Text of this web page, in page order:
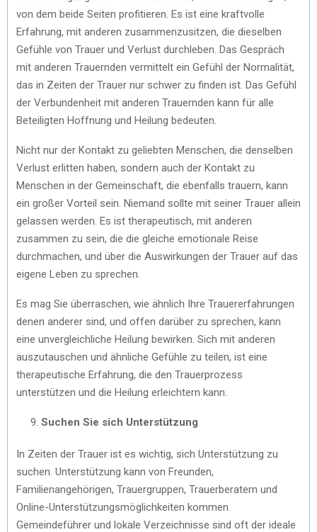
von dem beide Seiten profitieren. Es ist eine kraftvolle
Erfahrung, mit anderen zusammenzusitzen, die dieselben
Gefühle von Trauer und Verlust durchleben. Das Gespräch
mit anderen Trauernden vermittelt ein Gefühl der Normalität,
das in Zeiten der Trauer nur schwer zu finden ist. Das Gefühl
der Verbundenheit mit anderen Trauernden kann für alle
Beteiligten Hoffnung und Heilung bedeuten.
Nicht nur der Kontakt zu geliebten Menschen, die denselben
Verlust erlitten haben, sondern auch der Kontakt zu
Menschen in der Gemeinschaft, die ebenfalls trauern, kann
ein großer Vorteil sein. Niemand sollte mit seiner Trauer allein
gelassen werden. Es ist therapeutisch, mit anderen
zusammen zu sein, die die gleiche emotionale Reise
durchmachen, und über die Auswirkungen der Trauer auf das
eigene Leben zu sprechen.
Es mag Sie überraschen, wie ähnlich Ihre Trauererfahrungen
denen anderer sind, und offen darüber zu sprechen, kann
eine unvergleichliche Heilung bewirken. Sich mit anderen
auszutauschen und ähnliche Gefühle zu teilen, ist eine
therapeutische Erfahrung, die den Trauerprozess
unterstützen und die Heilung erleichtern kann.
Suchen Sie sich Unterstützung
In Zeiten der Trauer ist es wichtig, sich Unterstützung zu
suchen. Unterstützung kann von Freunden,
Familienangehörigen, Trauergruppen, Trauerberatern und
Online-Unterstützungsmöglichkeiten kommen.
Gemeindeführer und lokale Verzeichnisse sind oft der ideale